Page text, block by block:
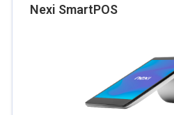
Nexi SmartPOS